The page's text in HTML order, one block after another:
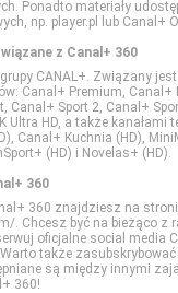
1
2
3
Wild
Ponadto materiały
np. player.pl lub Canal+
z Canal+ 360
CANAL+. Związany
Canal+ Premium, Canal+
Canal+ Sport 2, Canal+
Ultra HD, a także kanałami
Canal+ Kuchnia (HD),
(HD) i Novelas+ (HD).
360
360 znajdziesz na
. Chcesz być na bieżąco z
oficjalne social media
także
są między innymi
360!